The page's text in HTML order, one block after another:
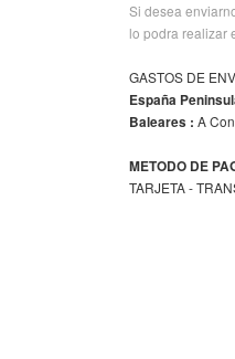
Si desea
lo podra realizar
GASTOS DE
España
Baleares : A
METODO DE
TARJETA -